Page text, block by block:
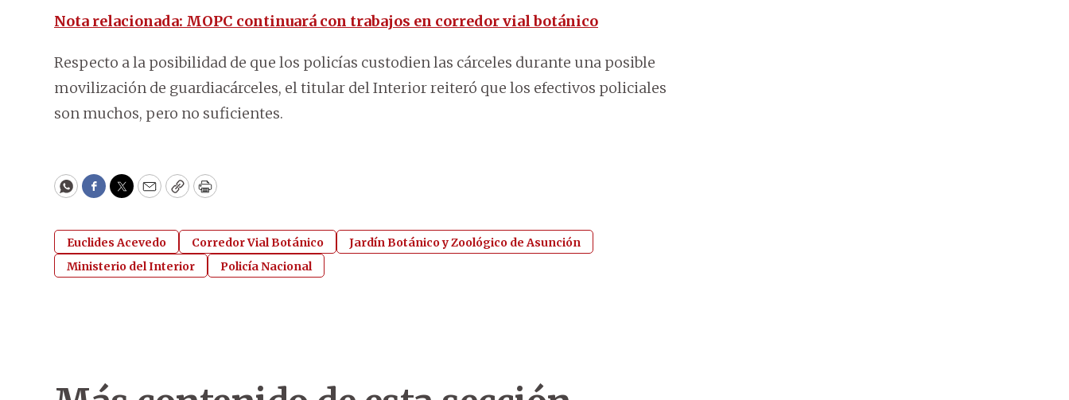
Nota relacionada: MOPC continuará con trabajos en corredor vial botánico
Respecto a la posibilidad de que los policías custodien las cárceles durante una posible
movilización de guardiacárceles, el titular del Interior reiteró que los efectivos policiales
son muchos, pero no suficientes.
WhatsApp
Facebook
Twitter
EmailCopyPrint
Euclides Acevedo Corredor Vial Botánico
Jardín Botánico y Zoológico de Asunción
Ministerio del Interior
Policía Nacional